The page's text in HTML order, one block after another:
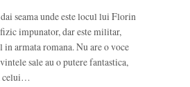
seama unde este locul lui Florin
impunator, dar este militar,
armata romana. Nu are o voce
sale au o putere fantastica,
celui…